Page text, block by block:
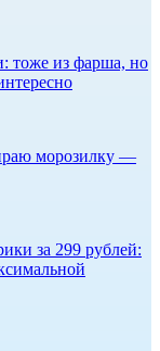
тоже из фарша, но
морозилку —
за 299 рублей: